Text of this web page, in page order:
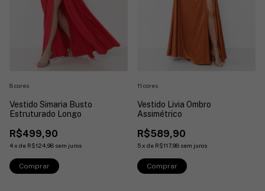
Vestido Simaria Busto
Estruturado Longo
R$499,90
4 x de R$124,98 sem juros
8 cores
Comprar
Vestido Livia Ombro
Assimétrico
R$589,90
5 x de R$117,98 sem juros
11 cores
Comprar